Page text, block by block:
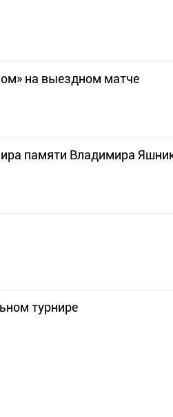
на выездном матче
памяти Владимира
турнире